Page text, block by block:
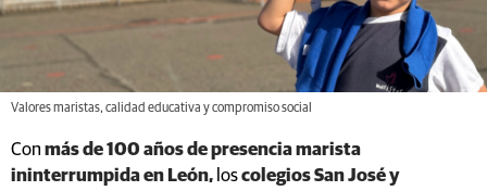
Valores maristas, calidad educativa y compromiso social
Con más de 100 años de presencia marista
ininterrumpida en León, loscolegios San José y